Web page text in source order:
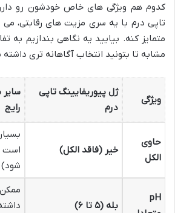
کدوم هم ویژگی های خاص خودشون رو
تاپی درم با یه سری مزیت های رقابتی،
متمایز کنه. بیایید یه نگاهی بندازیم
مشابه تا بتونید انتخاب آگاهانه تری داشته
ویژگی
ژل پیوریفایینگ تاپی
درم
رایج
حاوی
الکل
خیر (فاقد الکل)
است
شود)
pH
بله (۵ تا ۶)